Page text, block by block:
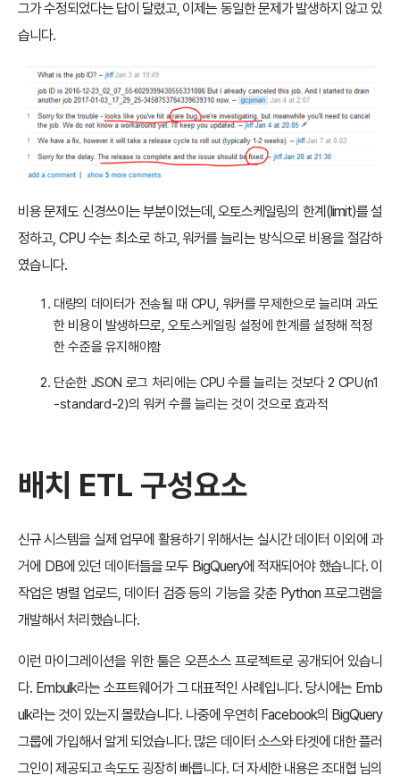
그가 수정되었다는 답이 달렸고, 이제는 동일한 문제가 발생하지 않고 있
습니다.
비용 문제도 신경쓰이는 부분이었는데, 오토스케일링의 한계(limit)를 설
정하고, CPU 수는 최소로 하고, 워커를 늘리는 방식으로 비용을 절감하
였습니다.
대량의 데이터가 전송될 때 CPU, 워커를 무제한으로 늘리며 과도
한 비용이 발생하므로, 오토스케일링 설정에 한계를 설정해 적정
한 수준을 유지해야함
단순한 JSON 로그 처리에는 CPU 수를 늘리는 것보다 2 CPU(n1
-standard-2)의 워커 수를 늘리는 것이 것으로 효과적
배치 ETL 구성요소
신규 시스템을 실제 업무에 활용하기 위해서는 실시간 데이터 이외에 과
거에 DB에 있던 데이터들을 모두 BigQuery에 적재되어야 했습니다. 이
작업은 병렬 업로드, 데이터 검증 등의 기능을 갖춘 Python 프로그램을
개발해서 처리했습니다.
이런 마이그레이션을 위한 툴은 오픈소스 프로젝트로 공개되어 있습니
다. Embulk라는 소프트웨어가 그 대표적인 사례입니다. 당시에는 Emb
ulk라는 것이 있는지 몰랐습니다. 나중에 우연히 Facebook의 BigQuery
그룹에 가입해서 알게 되었습니다. 많은 데이터 소스와 타겟에 대한 플러
그인이 제공되고 속도도 굉장히 빠릅니다. 더 자세한 내용은 조대협 님의